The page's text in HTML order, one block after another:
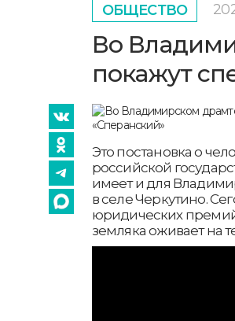
ОБЩЕСТВО
Во
покажут
Это постановка о
российской
имеет и для
в селе Черкутино.
юридических
земляка оживает на